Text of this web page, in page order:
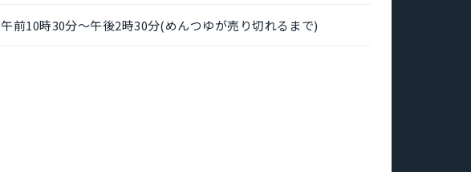
午前10時30分～午後2時30分(めんつゆが売り切れるまで)